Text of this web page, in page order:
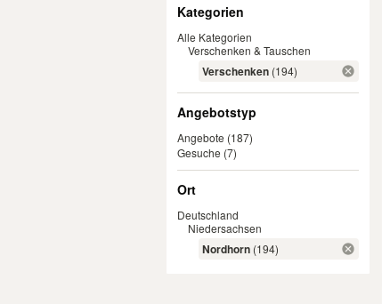
Kategorien
Alle Kategorien
Verschenken & Tauschen
Verschenken (194)
Angebotstyp
Angebote (187)
Gesuche (7)
Ort
Deutschland
Niedersachsen
Nordhorn (194)